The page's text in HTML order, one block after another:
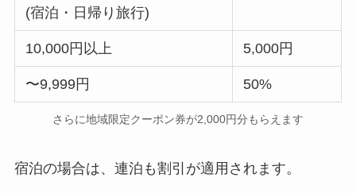
(宿泊・日帰り旅行)
10,000円以上 5,000円
〜9,999円 50%
さらに地域限定クーポン券が2,000円分もらえます
宿泊の場合は、連泊も割引が適用されます。